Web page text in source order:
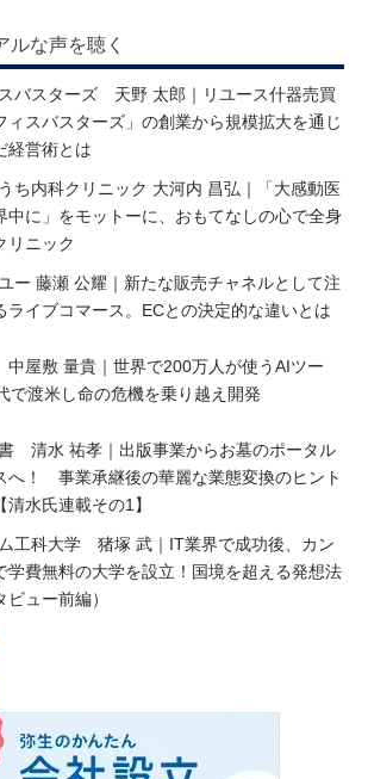
ルな声を聴く
バスターズ 天野 太郎｜リユース什器売買
ィスバスターズ」の創業から規模拡大を通じ
経営術とは
ち内科クリニック 大河内 昌弘｜「大感動医
中に」をモットーに、おもてなしの心で全身
リニック
ャネルとして注
ライブコマース。ECとの決定的な違いとは
屋敷 量貴｜世界で200万人が使うAIツー
で渡米し命の危機を乗り越え開発
清水 祐孝｜出版事業からお墓のポータル
へ！ 事業承継後の華麗な業態変換のヒント
清水氏連載その1】
工科大学 猪塚 武｜IT業界で成功後、カン
学費無料の大学を設立！国境を超える発想法
ビュー前編）